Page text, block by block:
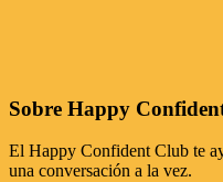
Sobre Happy
El Happy Confident Club te
una conversación a la vez.